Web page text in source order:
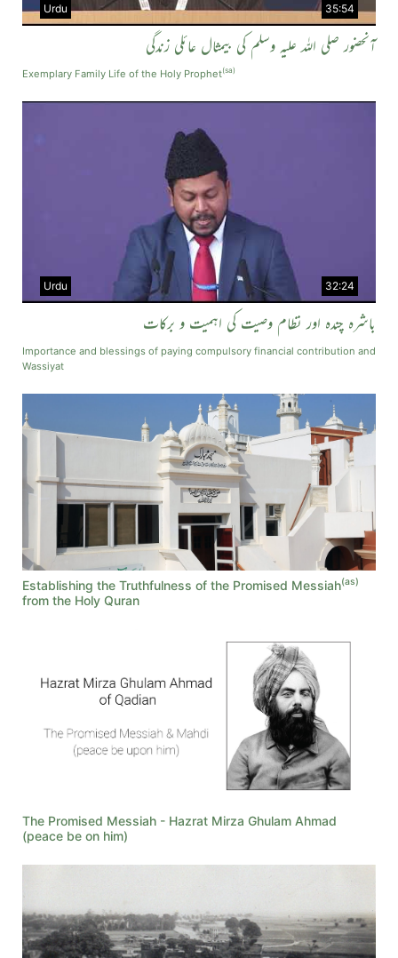
35:54
Urdu
آنحضور صلی اللہ علیہ وسلم کی بیمثال عائلی زندگی
Exemplary Family Life of the Holy Prophet(sa)
32:24
Urdu
باشرہ چندہ اور نظام وصیت کی اہمیت و برکات
Importance and blessings of paying compulsory financial contribution and
Wassiyat
Establishing the Truthfulness of the Promised Messiah(as)
from the Holy Quran
The Promised Messiah - Hazrat Mirza Ghulam Ahmad
(peace be on him)